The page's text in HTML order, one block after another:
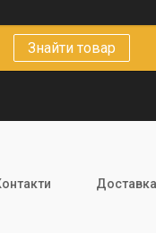
Знайти товар